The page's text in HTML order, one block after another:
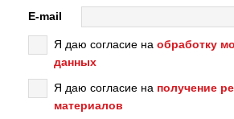
E-mail
Я даю согласие на обработку
данных
Я даю согласие на получение
материалов